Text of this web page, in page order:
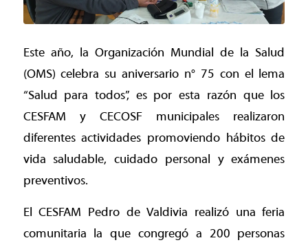
Este año, la Organización Mundial de la Salud
(OMS) celebra su aniversario n° 75 con el lema
“Salud para todos”, es por esta razón que los
CESFAM y CECOSF municipales realizaron
diferentes actividades promoviendo hábitos de
vida saludable, cuidado personal y exámenes
preventivos.
El CESFAM Pedro de Valdivia realizó una feria
comunitaria la que congregó a 200 personas